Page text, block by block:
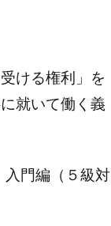
ける権利」を
就いて働く義
門編（５級対